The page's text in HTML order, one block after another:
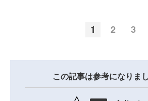
1 2 3
この記事は参考になりま